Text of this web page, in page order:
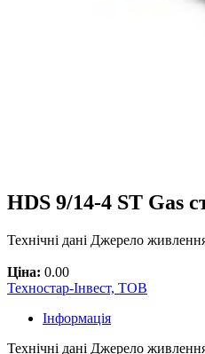
HDS 9/14-4 ST Gas
Технічні дані Джерело
Ціна: 0.00
Техностар-Інвест, ТОВ
Інформація
Технічні дані Джерело